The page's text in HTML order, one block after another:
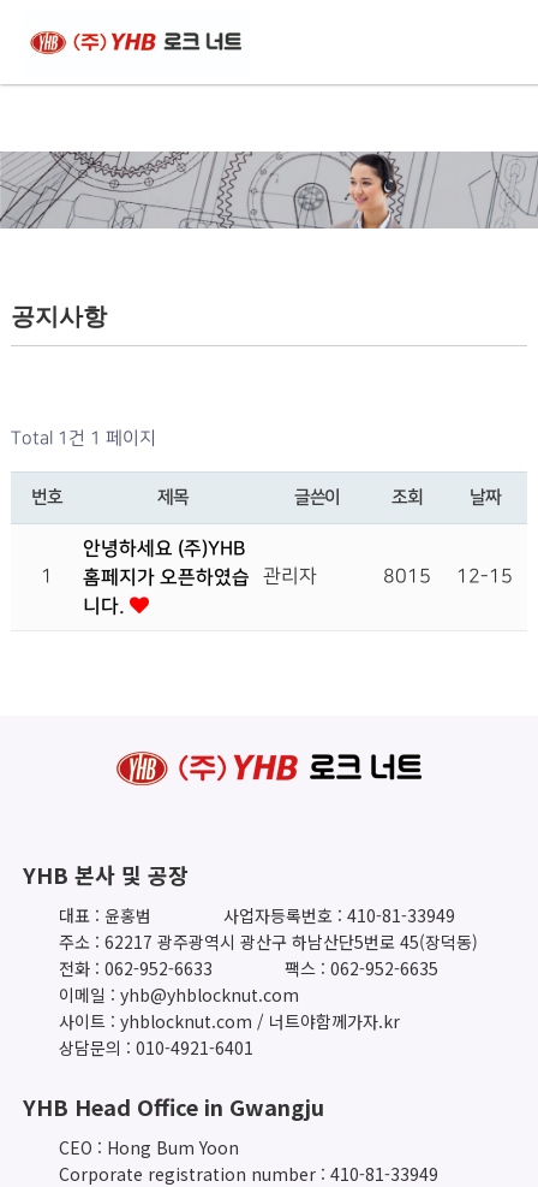
공지사항
Total 1건 1 페이지
번호 제목 글쓴이 조회 날짜
1
안녕하세요 (주)YHB
홈페지가 오픈하였습
니다.
관리자 8015 12-15
YHB 본사 및 공장
대표 : 윤홍범
사업자등록번호 : 410-81-33949
주소 : 62217 광주광역시 광산구 하남산단5번로 45(장덕동)
전화 : 062-952-6633
팩스 : 062-952-6635
이메일 : yhb@yhblocknut.com
사이트 : yhblocknut.com / 너트야함께가자.kr
상담문의 : 010-4921-6401
YHB Head Office in Gwangju
CEO : Hong Bum Yoon
Corporate registration number : 410-81-33949